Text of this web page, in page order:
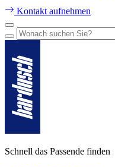
Kontakt aufnehmen
Schnell das Passende finden